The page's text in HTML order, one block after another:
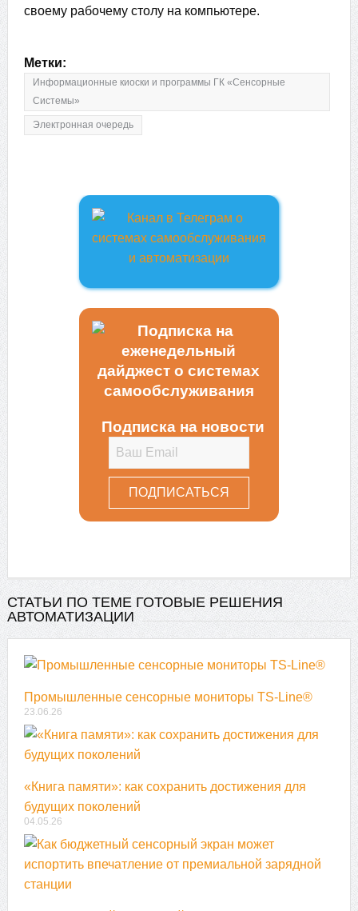
своему рабочему столу на компьютере.
Метки:
Информационные киоски и программы ГК «Сенсорные
Системы»
Электронная очередь
Подписка на новости
СТАТЬИ ПО ТЕМЕ ГОТОВЫЕ РЕШЕНИЯ
АВТОМАТИЗАЦИИ
Промышленные сенсорные мониторы TS-Line®
23.06.26
«Книга памяти»: как сохранить достижения для
будущих поколений
04.05.26